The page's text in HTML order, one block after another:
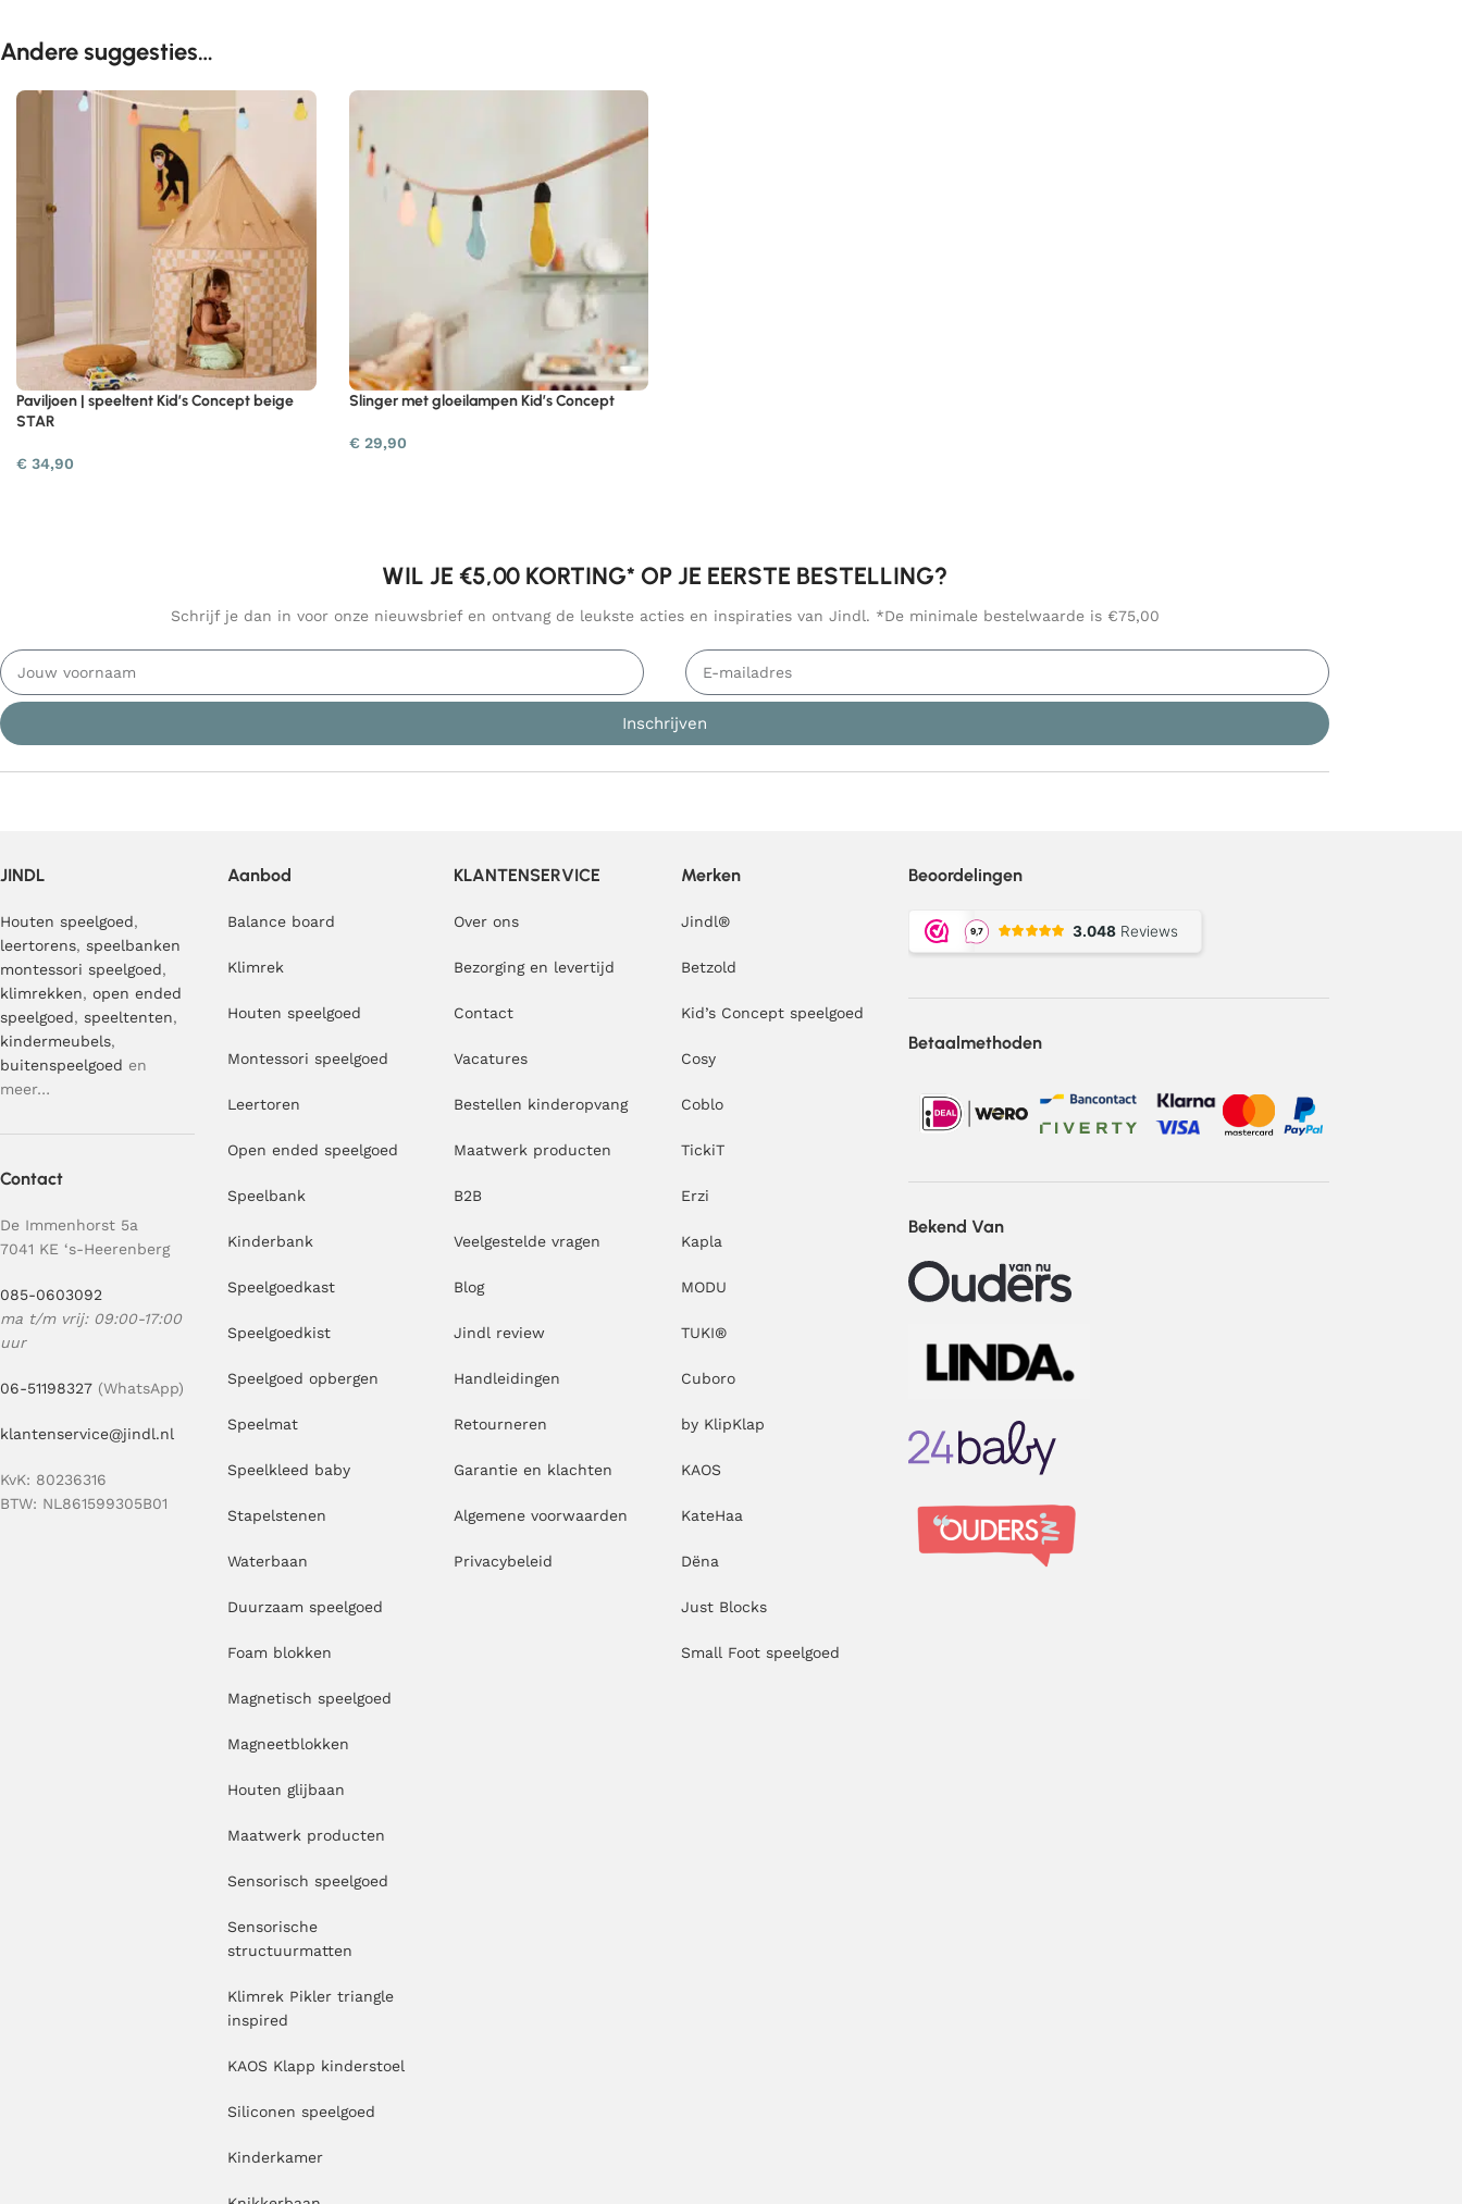
Andere suggesties…
Paviljoen | speeltent Kid’s Concept beige
STAR
€ 34,90
Slinger met gloeilampen Kid’s Concept
€ 29,90
WIL JE €5,00 KORTING* OP JE EERSTE BESTELLING?
Schrijf je dan in voor onze nieuwsbrief en ontvang de leukste acties en inspiraties van Jindl. *De minimale bestelwaarde is €75,00
Inschrijven
JINDL
Houten speelgoed,
leertorens, speelbanken
montessori speelgoed,
klimrekken, open ended
speelgoed, speeltenten,
kindermeubels,
buitenspeelgoed en
meer…
Contact
De Immenhorst 5a
7041 KE ‘s-Heerenberg
085-0603092
ma t/m vrij: 09:00-17:00
uur
06-51198327 (WhatsApp)
klantenservice@jindl.nl
KvK: 80236316
BTW: NL861599305B01
Aanbod
Balance board
Klimrek
Houten speelgoed
Montessori speelgoed
Leertoren
Open ended speelgoed
Speelbank
Kinderbank
Speelgoedkast
Speelgoedkist
Speelgoed opbergen
Speelmat
Speelkleed baby
Stapelstenen
Waterbaan
Duurzaam speelgoed
Foam blokken
Magnetisch speelgoed
Magneetblokken
Houten glijbaan
Maatwerk producten
Sensorisch speelgoed
Sensorische
structuurmatten
Klimrek Pikler triangle
inspired
KAOS Klapp kinderstoel
Siliconen speelgoed
Kinderkamer
KLANTENSERVICE
Over ons
Bezorging en levertijd
Contact
Vacatures
Bestellen kinderopvang
Maatwerk producten
B2B
Veelgestelde vragen
Blog
Jindl review
Handleidingen
Retourneren
Garantie en klachten
Algemene voorwaarden
Privacybeleid
Merken
Jindl®
Betzold
Kid’s Concept speelgoed
Cosy
Coblo
TickiT
Erzi
Kapla
MODU
TUKI®
Cuboro
by KlipKlap
KAOS
KateHaa
Dëna
Just Blocks
Small Foot speelgoed
Beoordelingen
Betaalmethoden
Bekend Van